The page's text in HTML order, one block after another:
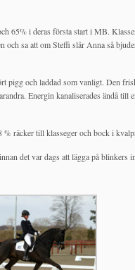
65% i deras första start i MB.
och sa att om Steffi slår Anna så
pigg och laddad som vanligt. Den
Energin kanaliserades ändå till
räcker till klasseger och bock i
det var dags att lägga på blinkers